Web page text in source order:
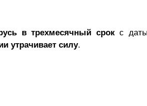
в трехмесячный срокс даты
утрачивает силу.